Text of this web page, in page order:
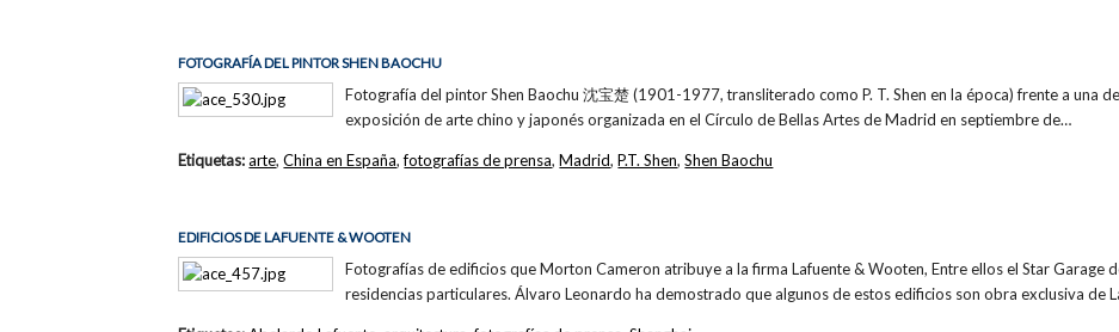
FOTOGRAFÍA DEL PINTOR SHEN BAOCHU
Fotografía del pintor Shen Baochu 沈宝楚 (1901-1977, transliterado como P. T. Shen en la época) frente a una
exposición de arte chino y japonés organizada en el Círculo de Bellas Artes de Madrid en septiembre de…
Etiquetas:arte,China en España,fotografías de prensa,Madrid,P.T. Shen,Shen Baochu
EDIFICIOS DE LAFUENTE & WOOTEN
Fotografías de edificios que Morton Cameron atribuye a la firma Lafuente & Wooten, Entre ellos el Star Garage
residencias particulares. Álvaro Leonardo ha demostrado que algunos de estos edificios son obra exclusiva de